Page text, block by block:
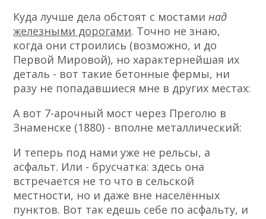
Куда лучше дела обстоят с мостаминад
железными дорогами. Точно не знаю,
когда они строились (возможно, и до
Первой Мировой), но характернейшая их
деталь - вот такие бетонные фермы, ни
разу не попадавшиеся мне в других местах:
А вот 7-арочный мост через Преголю в
Знаменске (1880) - вполне металлический:
И теперь под нами уже не рельсы, а
асфальт. Или - брусчатка: здесь она
встречается не то что в сельской
местности, но и даже вне населённых
пунктов. Вот так едешь себе по асфальту, и